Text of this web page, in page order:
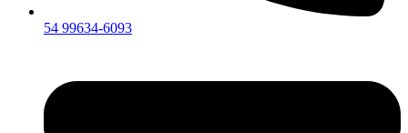
54 99634‑6093‬